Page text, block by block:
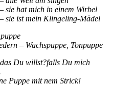
sie hat mich in einem Wirbel
sie ist mein Klingeling-Mädel
– Wachspuppe, Tonpuppe
Du willst?falls Du mich
Puppe mit nem Strick!